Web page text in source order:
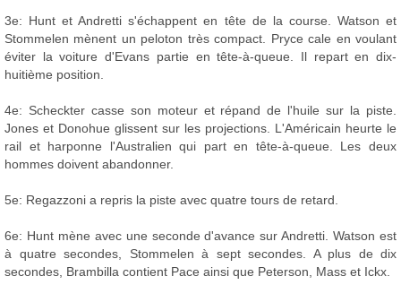
3e: Hunt et Andretti s'échappent en tête de la course. Watson et
Stommelen mènent un peloton très compact. Pryce cale en voulant
éviter la voiture d'Evans partie en tête-à-queue. Il repart en dix-
huitième position.
4e: Scheckter casse son moteur et répand de l'huile sur la piste.
Jones et Donohue glissent sur les projections. L'Américain heurte le
rail et harponne l'Australien qui part en tête-à-queue. Les deux
hommes doivent abandonner.
5e: Regazzoni a repris la piste avec quatre tours de retard.
6e: Hunt mène avec une seconde d'avance sur Andretti. Watson est
à quatre secondes, Stommelen à sept secondes. A plus de dix
secondes, Brambilla contient Pace ainsi que Peterson, Mass et Ickx.